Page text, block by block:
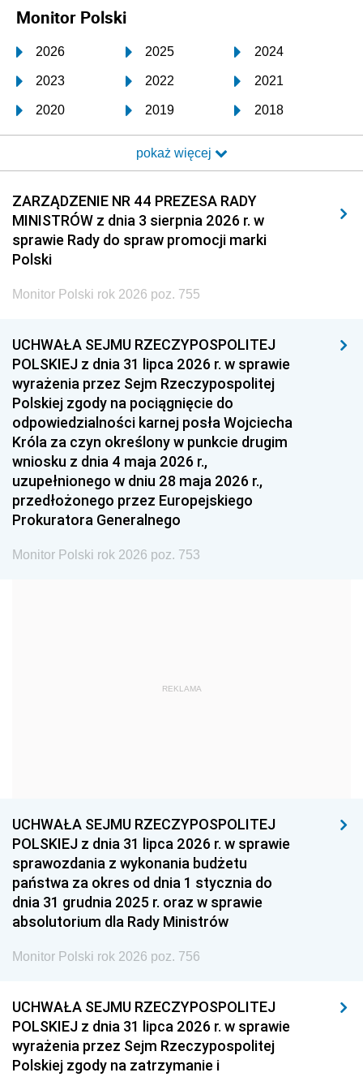
Monitor Polski
2026 2025 2024
2023 2022 2021
2020 2019 2018
2017 2016 2015
2014 2013 2012
2011 2010 2009
2008 2007 2006
2005
1996 1995 1994
1993 1992 1991
1990 1989
1987 1986 1985
1984 1983
1981 1980 1979
1978 1977
1975 1974
1959
1939 1938 1937
1936 1930
pokaż więcej
ZARZĄDZENIE NR 44 PREZESA RADY
MINISTRÓW z dnia 3 sierpnia 2026 r. w
sprawie Rady do spraw promocji marki
Polski
Monitor Polski rok 2026 poz. 755
UCHWAŁA SEJMU RZECZYPOSPOLITEJ
POLSKIEJ z dnia 31 lipca 2026 r. w sprawie
wyrażenia przez Sejm Rzeczypospolitej
Polskiej zgody na pociągnięcie do
odpowiedzialności karnej posła Wojciecha
Króla za czyn określony w punkcie drugim
wniosku z dnia 4 maja 2026 r.,
uzupełnionego w dniu 28 maja 2026 r.,
przedłożonego przez Europejskiego
Prokuratora Generalnego
Monitor Polski rok 2026 poz. 753
REKLAMA
UCHWAŁA SEJMU RZECZYPOSPOLITEJ
POLSKIEJ z dnia 31 lipca 2026 r. w sprawie
sprawozdania z wykonania budżetu
państwa za okres od dnia 1 stycznia do
dnia 31 grudnia 2025 r. oraz w sprawie
absolutorium dla Rady Ministrów
Monitor Polski rok 2026 poz. 756
UCHWAŁA SEJMU RZECZYPOSPOLITEJ
POLSKIEJ z dnia 31 lipca 2026 r. w sprawie
wyrażenia przez Sejm Rzeczypospolitej
Polskiej zgody na zatrzymanie i